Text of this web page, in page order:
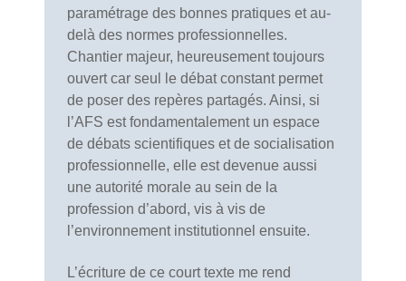
paramétrage des bonnes pratiques et au-
delà des normes professionnelles.
Chantier majeur, heureusement toujours
ouvert car seul le débat constant permet
de poser des repères partagés. Ainsi, si
l’AFS est fondamentalement un espace
de débats scientifiques et de socialisation
professionnelle, elle est devenue aussi
une autorité morale au sein de la
profession d’abord, vis à vis de
l’environnement institutionnel ensuite.
L’écriture de ce court texte me rend